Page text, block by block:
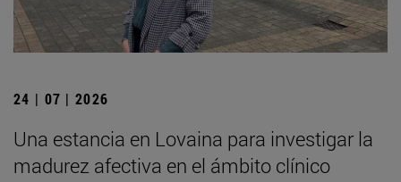
24 | 07 | 2026
Una estancia en Lovaina para investigar la
madurez afectiva en el ámbito clínico